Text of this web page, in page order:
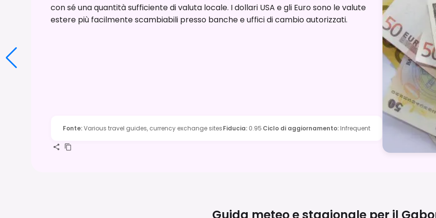
con sé una quantità sufficiente di valuta locale. I dollari USA e gli Euro sono le valute
estere più facilmente scambiabili presso banche e uffici di cambio autorizzati.
Fonte:Various travel guides, currency exchange sitesFiducia: 0.95 Ciclo di aggiornamento: Infrequent